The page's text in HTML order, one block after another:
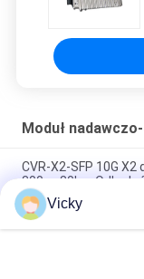
Moduł
CVR-X2-SFP 10G
300m-80km
1310nm Długość
Mode X2
Moduł optyczny X2
Vicky